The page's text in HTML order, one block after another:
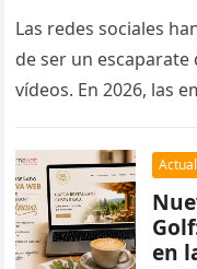
Las redes sociales
de ser un
vídeos. En 2026, las
en